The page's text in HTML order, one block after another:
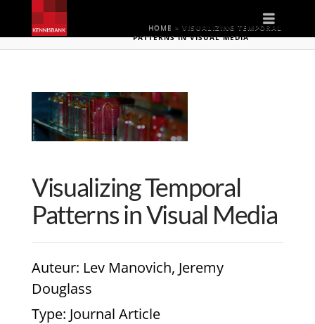
HOME » VISUALIZING TEMPORAL
PATTERNS IN VISUAL MEDIA
Visualizing Temporal
Patterns in Visual Media
Auteur: Lev Manovich, Jeremy
Douglass
Type: Journal Article